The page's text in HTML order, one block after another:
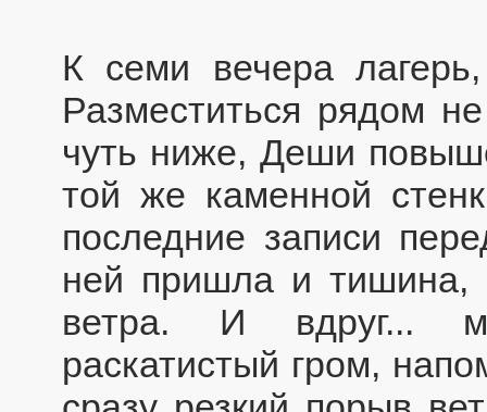
К семи вечера
Разместиться рядом
чуть ниже, Деши
той же каменной
последние записи
ней пришла и тишина,
ветра. И вдруг...
раскатистый гром,